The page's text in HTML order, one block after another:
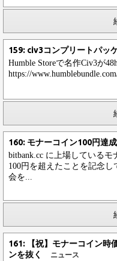
159: civ3コンプリートパッ
Humble Storeで名作Civ3が
https://
160: モナーコイン100円達
bitbank.cc に上場している
100円を超えたことを記念
会を...
161: 【祝】モナーコイン
ンを抜く
ニュース